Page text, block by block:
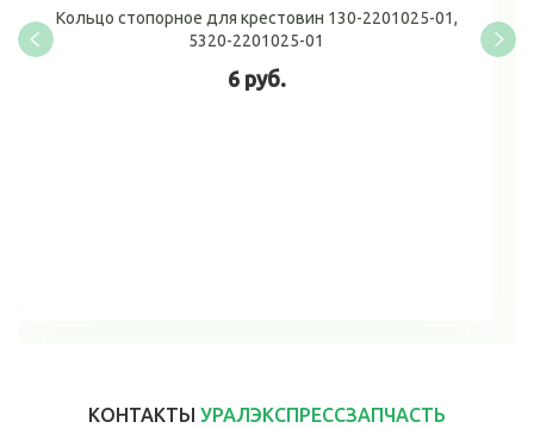
Кольцо стопорное для крестовин 130-2201025-01,
5320-2201025-01
6 руб.
КОНТАКТЫ УРАЛЭКСПРЕССЗАПЧАСТЬ